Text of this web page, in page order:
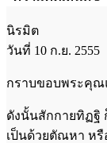
นิรมิต
วันที่ 10 ก.ย. 2555
กราบขอบพระคุ
ดังนั้นสักกายทิฏฐิ
เป็นด้วยตัณหา หรื